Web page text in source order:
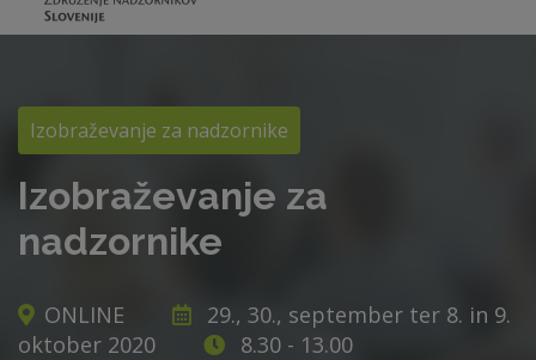
Izobraževanje za nadzornike
Izobraževanje za
nadzornike
ONLINE
29., 30., september ter 8. in 9.
oktober 2020
8.30 - 13.00